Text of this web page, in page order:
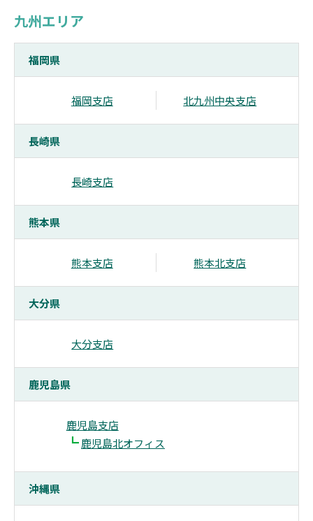
九州エリア
福岡県
福岡支店 北九州中央支店
長崎県
長崎支店
熊本県
熊本支店 熊本北支店
大分県
大分支店
鹿児島県
鹿児島支店
┗鹿児島北オフィス
沖縄県